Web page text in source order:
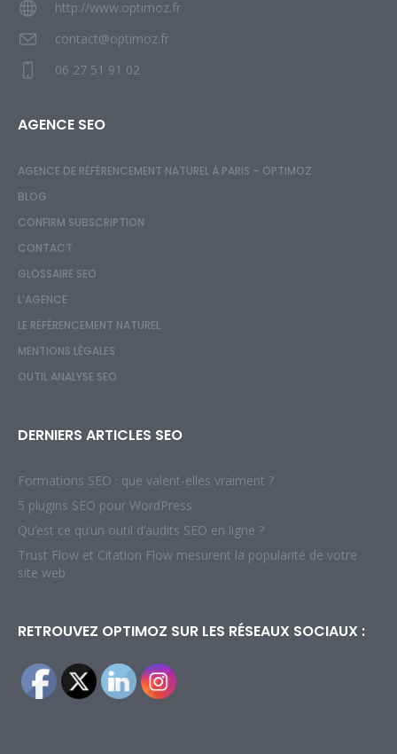
http://www.optimoz.fr
contact@optimoz.fr
06 27 51 91 02
AGENCE SEO
AGENCE DE RÉFÉRENCEMENT NATUREL À PARIS – OPTIMOZ
BLOG
CONFIRM SUBSCRIPTION
CONTACT
GLOSSAIRE SEO
L’AGENCE
LE RÉFÉRENCEMENT NATUREL
MENTIONS LÉGALES
OUTIL ANALYSE SEO
DERNIERS ARTICLES SEO
Formations SEO : que valent-elles vraiment ?
5 plugins SEO pour WordPress
Qu’est ce qu’un outil d’audits SEO en ligne ?
Trust Flow et Citation Flow mesurent la popularité de votre
site web
RETROUVEZ OPTIMOZ SUR LES RÉSEAUX SOCIAUX :